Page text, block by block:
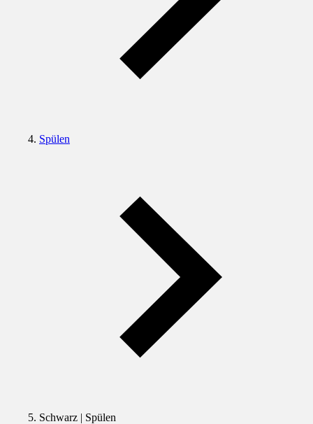
Spülen
Schwarz | Spülen